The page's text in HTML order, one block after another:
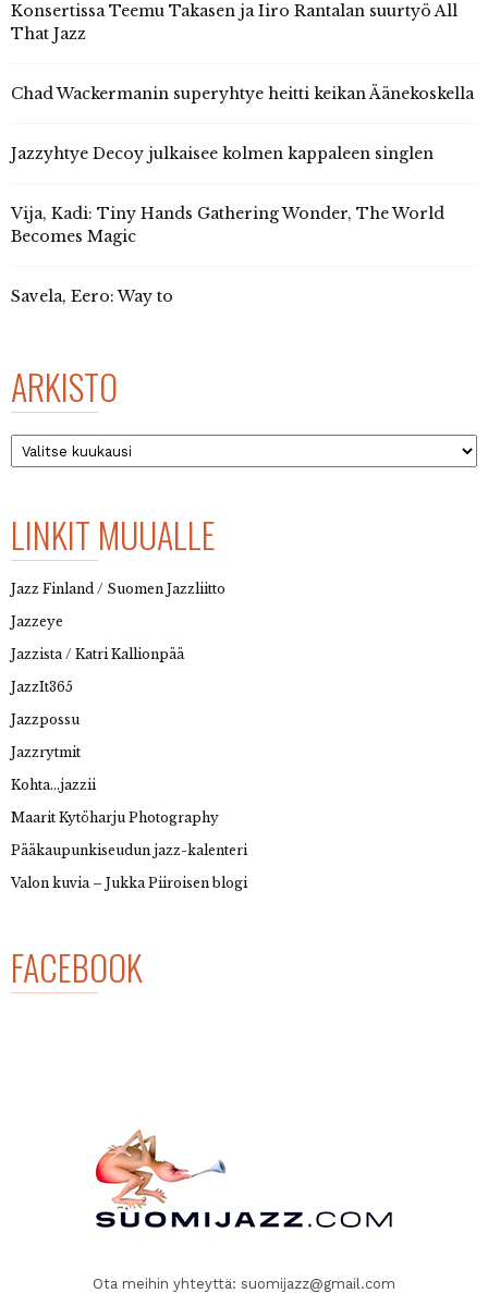
Konsertissa Teemu Takasen ja Iiro Rantalan suurtyö All
That Jazz
Chad Wackermanin superyhtye heitti keikan Äänekoskella
Jazzyhtye Decoy julkaisee kolmen kappaleen singlen
Vija, Kadi: Tiny Hands Gathering Wonder, The World
Becomes Magic
Savela, Eero: Way to
ARKISTO
Arkisto
LINKIT MUUALLE
Jazz Finland / Suomen Jazzliitto
Jazzeye
Jazzista / Katri Kallionpää
JazzIt365
Jazzpossu
Jazzrytmit
Kohta…jazzii
Maarit Kytöharju Photography
Pääkaupunkiseudun jazz-kalenteri
Valon kuvia – Jukka Piiroisen blogi
FACEBOOK
Ota meihin yhteyttä: suomijazz@gmail.com